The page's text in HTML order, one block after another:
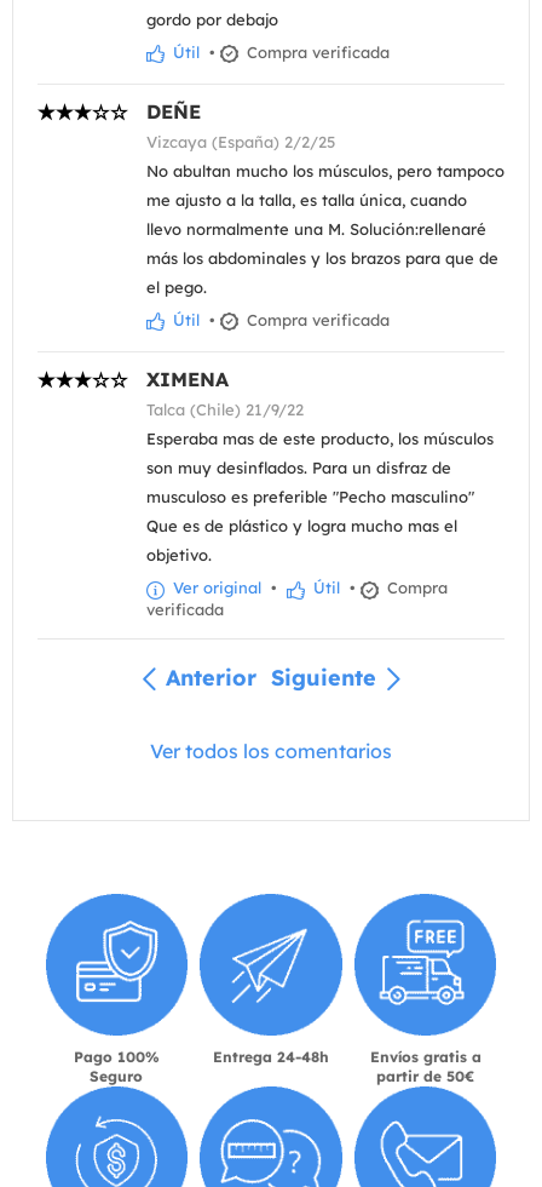
gordo por debajo
Útil • Compra verificada
DEÑE
Vizcaya (España) 2/2/25
No abultan mucho los músculos, pero tampoco
me ajusto a la talla, es talla única, cuando
llevo normalmente una M. Solución:rellenaré
más los abdominales y los brazos para que de
el pego.
Útil • Compra verificada
XIMENA
Talca (Chile) 21/9/22
Esperaba mas de este producto, los músculos
son muy desinflados. Para un disfraz de
musculoso es preferible "Pecho masculino"
Que es de plástico y logra mucho mas el
objetivo.
Ver original • Útil •
Compra
verificada
Anterior Siguiente
Ver todos los comentarios
Pago 100%
Seguro
Entrega 24-48h
Envíos gratis a
partir de 50€